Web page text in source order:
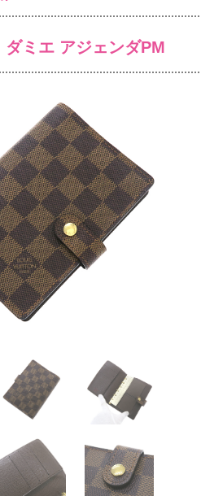
ミエ アジェンダPM